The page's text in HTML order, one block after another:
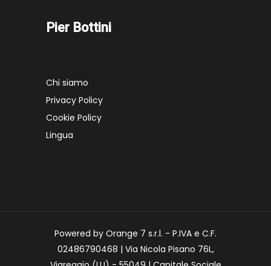
Pier Bottini
Chi siamo
Privacy Policy
Cookie Policy
Lingua
Powered by Orange 7 s.r.l. - P.IVA e C.F.
02486790468 | Via Nicola Pisano 76L,